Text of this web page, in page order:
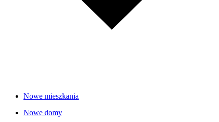
Nowe mieszkania
Nowe domy